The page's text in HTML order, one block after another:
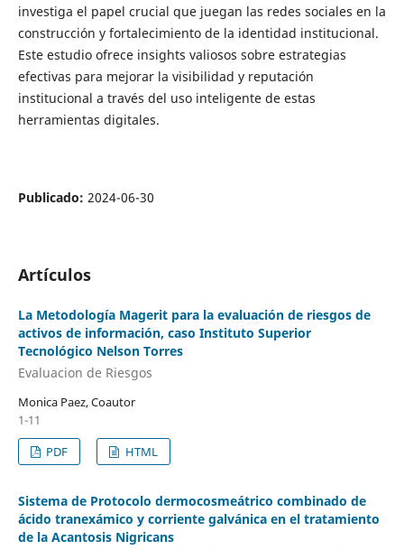
investiga el papel crucial que juegan las redes sociales en la
construcción y fortalecimiento de la identidad institucional.
Este estudio ofrece insights valiosos sobre estrategias
efectivas para mejorar la visibilidad y reputación
institucional a través del uso inteligente de estas
herramientas digitales.
Publicado: 2024-06-30
Artículos
La Metodología Magerit para la evaluación de riesgos de
activos de información, caso Instituto Superior
Tecnológico Nelson Torres
Evaluacion de Riesgos
Monica Paez, Coautor
1-11
PDF
HTML
Sistema de Protocolo dermocosmeátrico combinado de
ácido tranexámico y corriente galvánica en el tratamiento
de la Acantosis Nigricans